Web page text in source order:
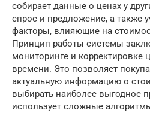
собирает данные о ценах у
спрос и предложение, а также
факторы, влияющие на
Принцип работы системы
мониторинге и корректировке
времени. Это позволяет
актуальную информацию о
выбирать наиболее выгодное
использует сложные